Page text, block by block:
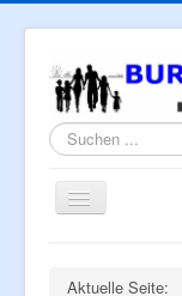
Suchen
...
Navigation
Aktuelle Seite: